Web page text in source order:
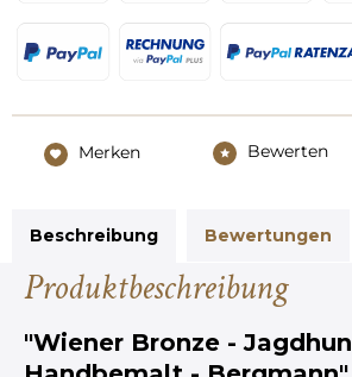
Merken Bewerten
Beschreibung Bewertungen
Produktbeschreibung
"Wiener Bronze -